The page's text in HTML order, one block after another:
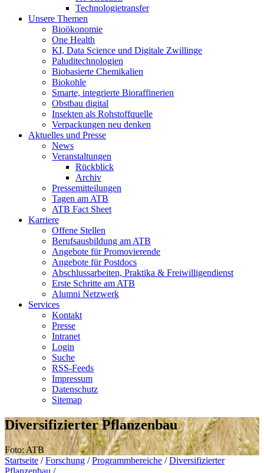
Technologietransfer
Unsere Themen
Bioökonomie
One Health
KI, Data Science und Digitale Zwillinge
Paluditechnologien
Biobasierte Chemikalien
Biokohle
Smarte, integrierte Bioraffinerien
Obstbau digital
Insekten als Rohstoffquelle
Verpackungen neu denken
Aktuelles und Presse
News
Veranstaltungen
Rückblick
Archiv
Pressemitteilungen
Tagen am ATB
ATB Fact Sheet
Karriere
Offene Stellen
Berufsausbildung am ATB
Angebote für Promovierende
Angebote für Postdocs
Abschlussarbeiten, Praktika & Freiwilligendienst
Erste Schritte am ATB
Alumni Netzwerk
Services
Kontakt
Presse
Intranet
Login
Suche
RSS-Feeds
Impressum
Datenschutz
Sitemap
Diversifizierter Pflanzenbau
Foto: ATB
Startseite / Forschung / Programmbereiche / Diversifizierter
Pflanzenbau /